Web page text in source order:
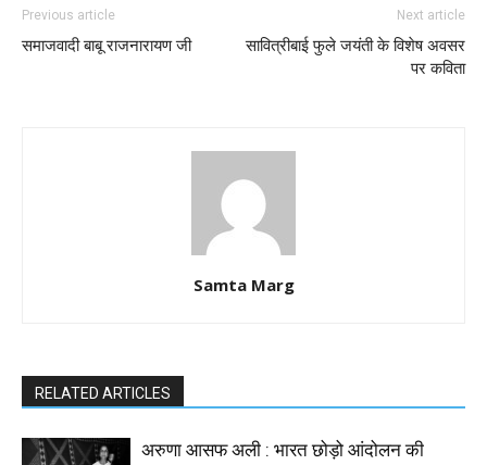
Previous article
समाजवादी बाबू राजनारायण जी
Next article
सावित्रीबाई फुले जयंती के विशेष अवसर
पर कविता
Samta Marg
RELATED ARTICLES
अरुणा आसफ अली : भारत छोड़ो आंदोलन की